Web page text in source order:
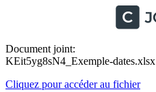
Document joint:
KEit5yg8sN4_Exemple-dates.xlsx
Cliquez pour accéder au fichier